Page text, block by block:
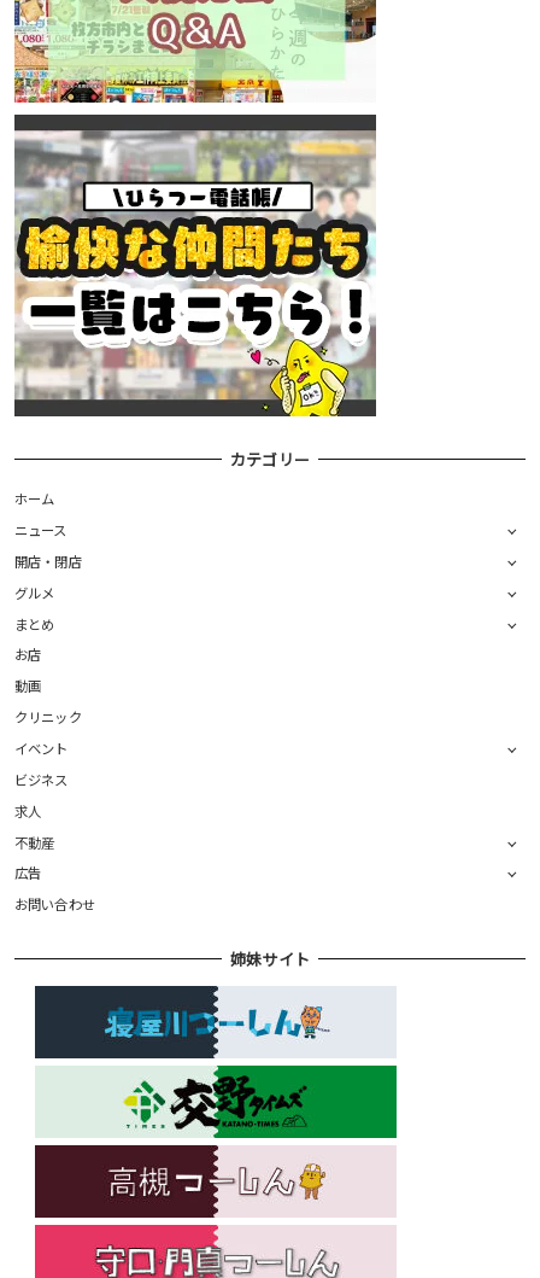
カテゴリー
ホーム
ニュース
開店・閉店
グルメ
まとめ
お店
動画
クリニック
イベント
ビジネス
求人
不動産
広告
お問い合わせ
姉妹サイト